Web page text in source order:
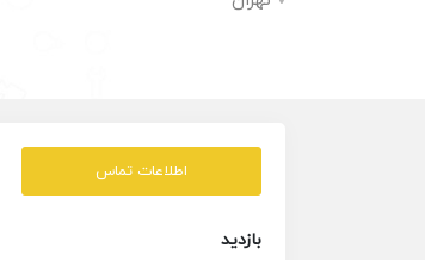
اطلاعات تماس
بازدید